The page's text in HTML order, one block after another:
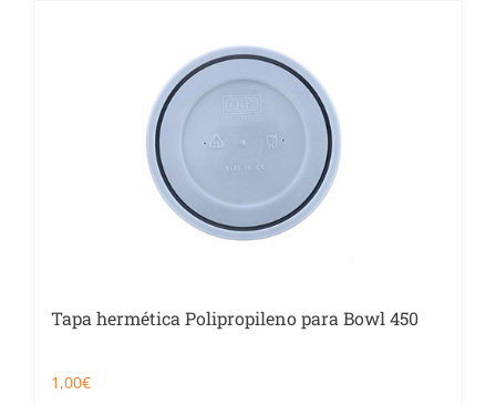
Tapa hermética Polipropileno para Bowl 450
1,00€